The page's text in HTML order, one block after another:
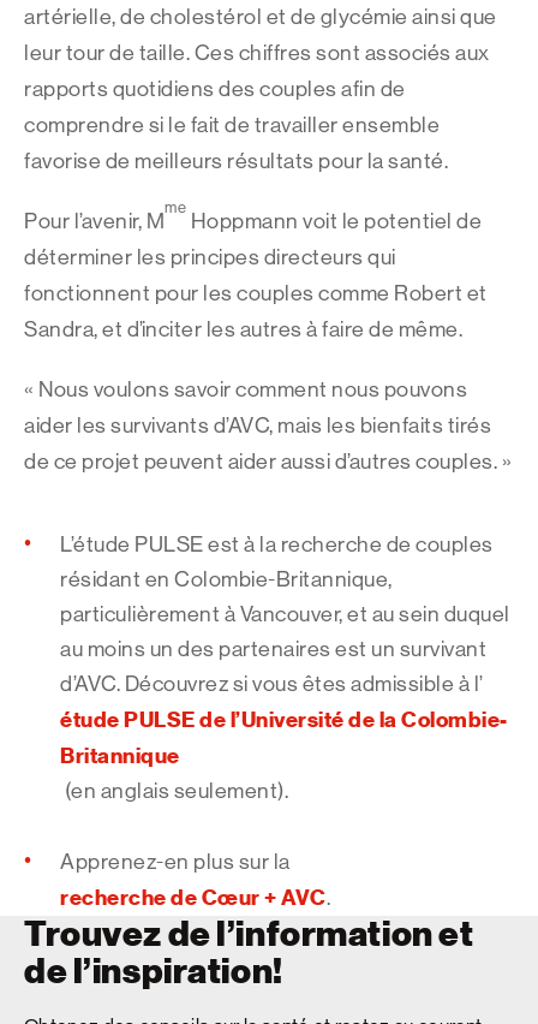
artérielle, de cholestérol et de glycémie ainsi que
leur tour de taille. Ces chiffres sont associés aux
rapports quotidiens des couples afin de
comprendre si le fait de travailler ensemble
favorise de meilleurs résultats pour la santé.
Pour l’avenir, M
me
Hoppmann voit le potentiel de
déterminer les principes directeurs qui
fonctionnent pour les couples comme Robert et
Sandra, et d’inciter les autres à faire de même.
« Nous voulons savoir comment nous pouvons
aider les survivants d’AVC, mais les bienfaits tirés
de ce projet peuvent aider aussi d’autres couples. »
L’étude PULSE est à la recherche de couples
résidant en Colombie-Britannique,
particulièrement à Vancouver, et au sein duquel
au moins un des partenaires est un survivant
d’AVC. Découvrez si vous êtes admissible à l’
étude PULSE de l’Université de la Colombie-
Britannique
(en anglais seulement).
Apprenez-en plus sur la
recherche de Cœur + AVC.
Trouvez de l’information et
de l’inspiration!